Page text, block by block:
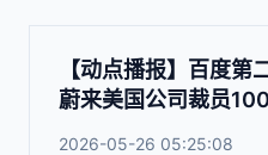
【动点播报】百度第
蔚来美国公司裁员
2026-05-26 05:25:08